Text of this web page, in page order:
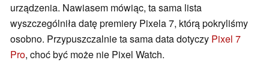
urządzenia. Nawiasem mówiąc, ta sama lista
wyszczególniła datę premiery Pixela 7, którą pokryliśmy
osobno. Przypuszczalnie ta sama data dotyczy Pixel 7
Pro, choć być może nie Pixel Watch.